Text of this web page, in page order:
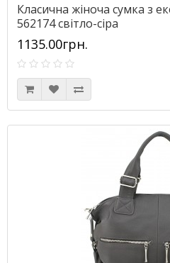
Класична жіноча сумка з
562174 світло-сіра
1135.00грн.